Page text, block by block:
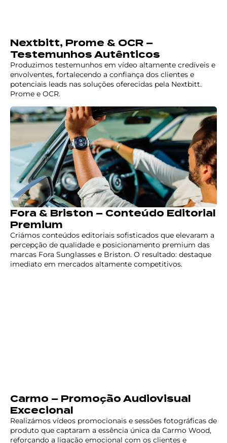
Nextbitt, Prome & OCR –
Testemunhos Autênticos
Produzimos testemunhos em vídeo altamente credíveis e
envolventes, fortalecendo a confiança dos clientes e
potenciais leads nas soluções oferecidas pela Nextbitt.
Prome e OCR.
Fora & Briston – Conteúdo Editorial
Premium
Criámos conteúdos editoriais sofisticados que elevaram a
percepção de qualidade e posicionamento premium das
marcas Fora Sunglasses e Briston. O resultado: destaque
imediato em mercados altamente competitivos.
Carmo – Promoção Audiovisual
Excecional
Realizámos vídeos promocionais e sessões fotográficas de
produto que captaram a essência única da Carmo Wood,
reforçando a ligação emocional com os clientes e